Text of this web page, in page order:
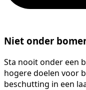
Niet onder
Sta nooit onder een
hogere doelen voor
beschutting in een